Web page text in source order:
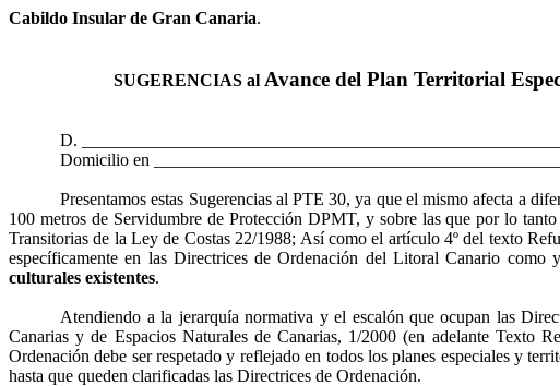
Cabildo Insular de Gran Canaria.
SUGERENCIAS al Avance del Plan Territorial
D.
Domicilio en
Presentamos estas Sugerencias al PTE 30, ya que el mismo afecta a
100 metros de Servidumbre de Protección DPMT, y sobre las que por lo
Transitorias de la Ley de Costas 22/1988; Así como el artículo 4º del texto
específicamente en las Directrices de Ordenación del Litoral Canario
culturales existentes.
Atendiendo a la jerarquía normativa y el escalón que ocupan las
Canarias y de Espacios Naturales de Canarias, 1/2000 (en adelante Texto
Ordenación debe ser respetado y reflejado en todos los planes especiales y
hasta que queden clarificadas las Directrices de Ordenación.